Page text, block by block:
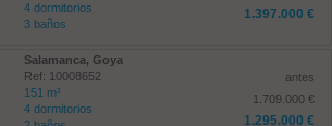
4 dormitorios
3 baños
1.397.000 €
Salamanca, Goya
Ref: 10008652
151 m²
4 dormitorios
antes
1.709.000 €
1.295.000 €